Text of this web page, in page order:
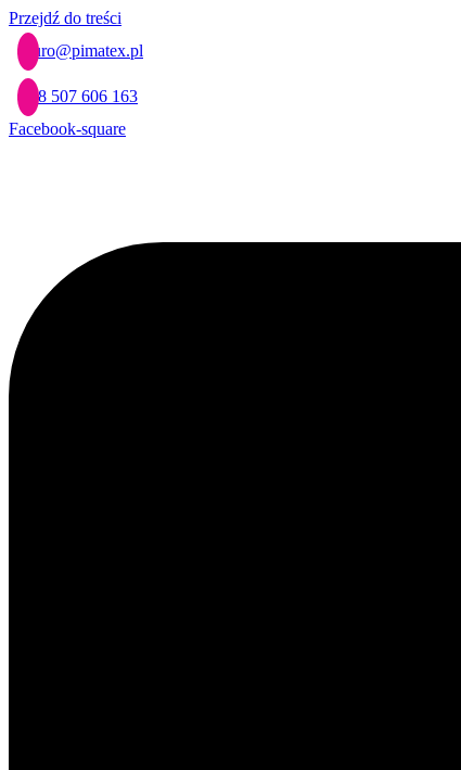
Przejdź do treści
biuro@pimatex.pl
+48 507 606 163
Facebook-square